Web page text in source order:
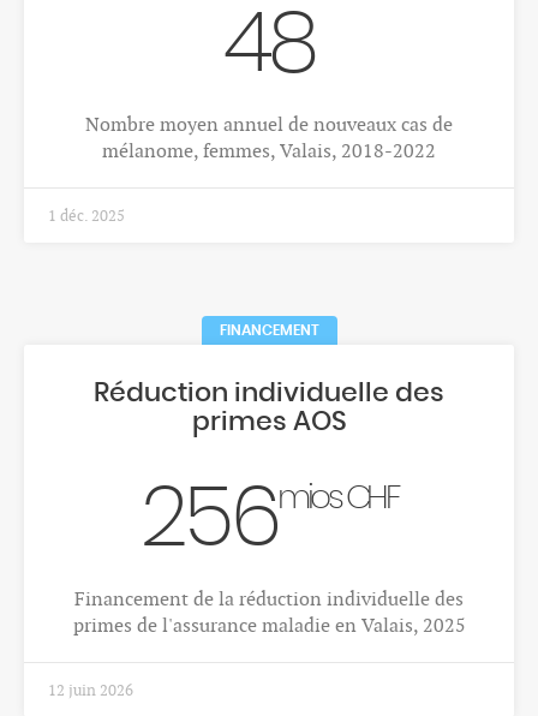
5'454
Personnes employées au 31.12.2023, Valais
17 déc. 2025
CANCERS
Incidence et mortalité du cancer
423
cancers confondus, hommes, Valais, 2018-2022
1 déc. 2025